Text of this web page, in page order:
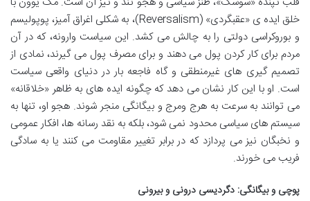
خلق ایده ی «عقبگردی» (Reversalism)، به شکلی اغراق آمیز، پوپولیسم
و بوروکراسی دولتی را به چالش می کشد. این سیاست وارونه، که در آن
مردم برای کار کردن پول می دهند و برای مصرف پول می گیرند، نمادی از
تصمیم گیری های غیرمنطقی و گاه فاجعه بار در دنیای واقعی سیاست
است. او با این کار نشان می دهد که چگونه ایده های به ظاهر «خلاقانه»
می توانند به سرعت به هرج ومرج و بیگانگی منجر شوند. هجو او، تنها به
سیستم های سیاسی محدود نمی شود، بلکه به نقد رسانه ها، افکار عمومی
و نخبگان نیز می پردازد که در برابر تغییر مقاومت می کنند یا به سادگی
فریب می خورند.
پوچی و بیگانگی: دگردیسی درونی و بیرونی